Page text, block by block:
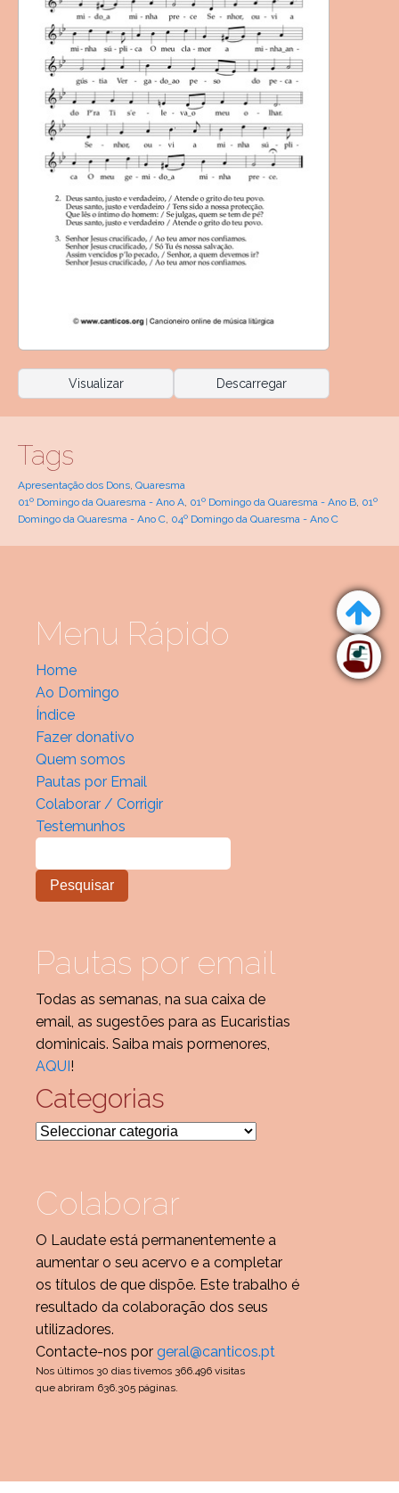
Visualizar Descarregar
Tags
Apresentação dos Dons, Quaresma
01º Domingo da Quaresma - Ano A, 01º Domingo da Quaresma - Ano B, 01º
Domingo da Quaresma - Ano C, 04º Domingo da Quaresma - Ano C
Menu Rápido
Home
Ao Domingo
Índice
Fazer donativo
Quem somos
Pautas por Email
Colaborar / Corrigir
Testemunhos
Pautas por email
Todas as semanas, na sua caixa de
email, as sugestões para as Eucaristias
dominicais. Saiba mais pormenores,
AQUI !
Categorias
Categorias
Colaborar
O Laudate está permanentemente a
aumentar o seu acervo e a completar
os títulos de que dispõe. Este trabalho é
resultado da colaboração dos seus
utilizadores.
Contacte-nos por geral@canticos.pt
Nos últimos 30 dias tivemos 366.496 visitas
que abriram 636.305 páginas.